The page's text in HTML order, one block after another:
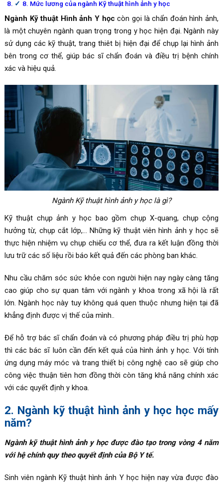
8. Mức lương của ngành Kỹ thuật hình ảnh y học
Ngành Kỹ thuật Hình ảnh Y học còn gọi là chẩn đoán hình ảnh,
là một chuyên ngành quan trọng trong y học hiện đại. Ngành này
sử dụng các kỹ thuật, trang thiêt bị hiện đại để chụp lại hình ảnh
bên trong cơ thể, giúp bác sĩ chẩn đoán và điều trị bệnh chính
xác và hiệu quả.
Ngành Kỹ thuật hình ảnh y học là gì?
Kỹ thuật chụp ảnh y học bao gồm chụp X-quang, chụp cộng
hưởng từ, chụp cắt lớp,… Những kỹ thuật viên hình ảnh y học sẽ
thực hiện nhiệm vụ chụp chiếu cơ thể, đưa ra kết luận đồng thời
lưu trữ các số liệu rồi báo kết quả đến các phòng ban khác.
Nhu cầu chăm sóc sức khỏe con người hiện nay ngày càng tăng
cao giúp cho sự quan tâm với ngành y khoa trong xã hội là rất
lớn. Ngành học này tuy không quá quen thuộc nhưng hiện tại đã
khẳng định được vị thế của mình..
Để hỗ trợ bác sĩ chẩn đoán và có phương pháp điều trị phù hợp
thì các bác sĩ luôn cần đến kết quả của hình ảnh y học. Với tính
ứng dụng máy móc và trang thiết bị công nghệ cao sẽ giúp cho
công việc thuận tiên hơn đồng thời còn tăng khả năng chính xác
với các quyết định y khoa.
2. Ngành kỹ thuật hình ảnh y học học mấy
năm?
Ngành kỹ thuật hình ảnh y học được đào tạo trong vòng 4 năm
với hệ chính quy theo quyết định của Bộ Y tế.
Sinh viên ngành Kỹ thuật hình ảnh Y học hiện nay vừa được đào